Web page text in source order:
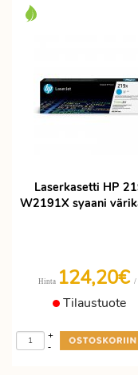
Laserkasetti HP
W2191X syaani
Hinta 124,20€ /
Tilaustuote
-
+